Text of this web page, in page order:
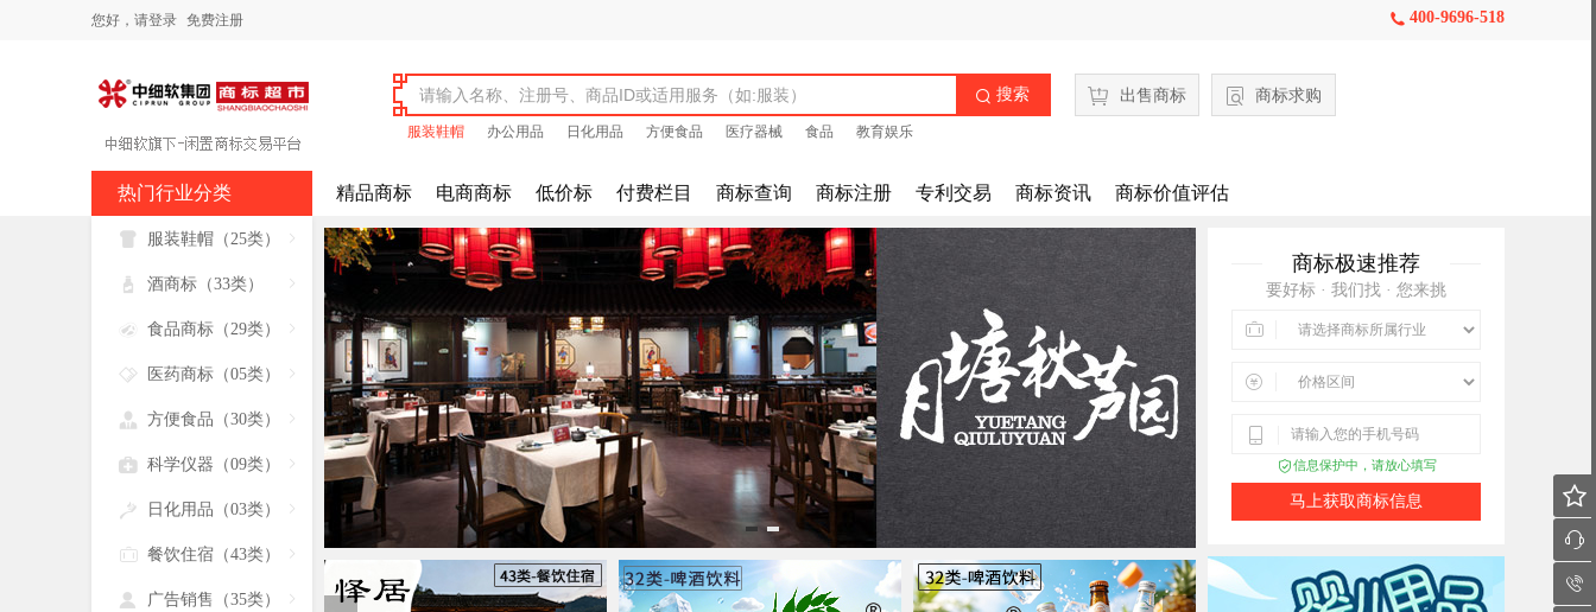
您好， 请登录 免费注册  400-9696-518
 搜索
服装鞋帽 办公用品 日化用品 方便食品 医疗器械 食品 教育娱乐
出售商标 商标求购
热门行业分类 精品商标 电商商标 低价标 付费栏目 商标查询 商标注册 专利交易 商标资讯 商标价值评估

 服装鞋帽（25类）

 酒商标（33类）

 食品商标（29类）

 医药商标（05类）

 方便食品（30类）

 科学仪器（09类）

 日化用品（03类）

 餐饮住宿（43类）

 广告销售（35类）
商标极速推荐
要好标 · 我们找 · 您来挑



信息保护中，请放心填写
马上获取商标信息


